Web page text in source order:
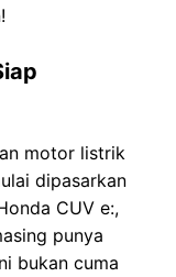
motor listrik
dipasarkan
CUV e:,
punya
bukan cuma